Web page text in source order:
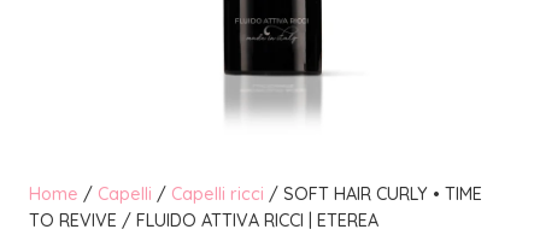
Home / Capelli / Capelli ricci / SOFT HAIR CURLY • TIME
TO REVIVE / FLUIDO ATTIVA RICCI | ETEREA